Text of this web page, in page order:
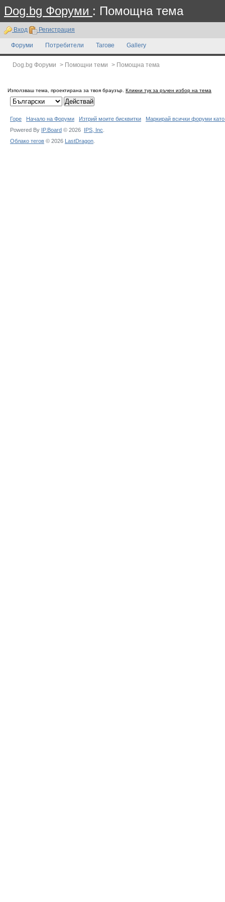
Dog.bg Форуми : Помощна тема
Вход Регистрация
Форуми Потребители Тагове Gallery
Dog.bg Форуми > Помощни теми > Помощна тема
Използваш тема, проектирана за твоя браузър. Кликни тук за ръчен избор на тема
Горе Начало на Форуми Изтрий моите бисквитки
Маркирай всички форуми
Powered By IP.Board © 2026 IPS, Inc
Облако тегов © 2026 LastDragon